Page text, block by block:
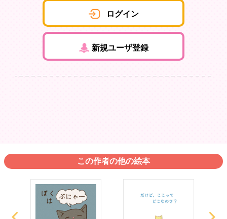
ログイン
新規ユーザ登録
この作者の他の絵本